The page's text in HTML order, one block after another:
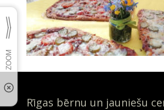
Rīgas bērnu un jauniešu